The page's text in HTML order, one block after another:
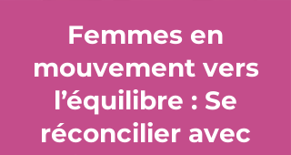
Femmes en
mouvement vers
l’équilibre : Se
réconcilier avec